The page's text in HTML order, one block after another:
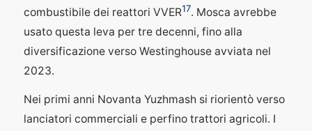
combustibile dei reattori VVER17. Mosca avrebbe
usato questa leva per tre decenni, fino alla
diversificazione verso Westinghouse avviata nel
2023.
Nei primi anni Novanta Yuzhmash si riorientò verso
lanciatori commerciali e perfino trattori agricoli. I